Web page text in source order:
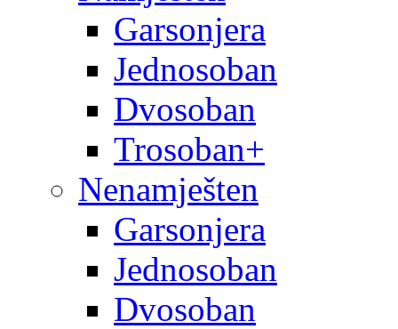
Garsonjera
Jednosoban
Dvosoban
Trosoban+
Nenamješten
Garsonjera
Jednosoban
Dvosoban